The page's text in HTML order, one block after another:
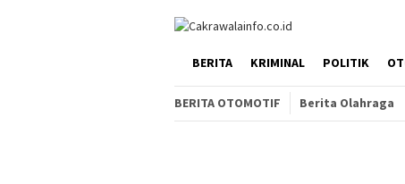
HOMEBERITA KRIMINAL POLITIK
BERITA OTOMOTIF Berita Olahraga